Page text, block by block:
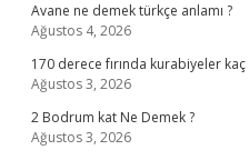
Avane ne demek türkçe anlamı ?
Ağustos 4, 2026
170 derece fırında kurabiyeler
Ağustos 3, 2026
2 Bodrum kat Ne Demek ?
Ağustos 3, 2026